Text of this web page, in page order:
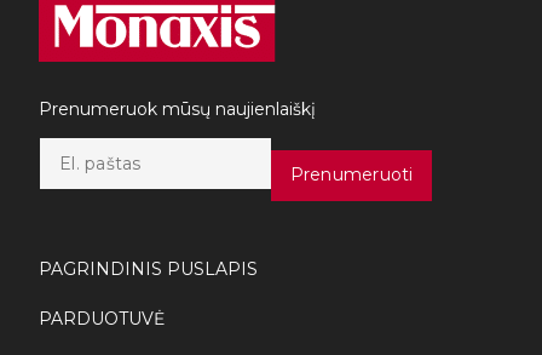
Prenumeruok mūsų naujienlaiškį
a
*
Prenumeruoti
PAGRINDINIS PUSLAPIS
PARDUOTUVĖ